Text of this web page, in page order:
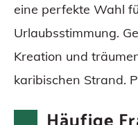
eine perfekte Wahl
Urlaubsstimmung.
Kreation und
karibischen Strand.